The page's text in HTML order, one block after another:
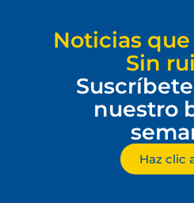
Noticias
Sin
nuestro
Haz clic